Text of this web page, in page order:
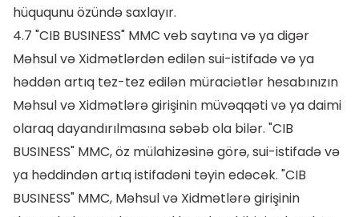
hüququnu özündə saxlayır.
4.7 "CIB BUSINESS" MMC veb saytına və ya digər
Məhsul və Xidmətlərdən edilən sui-istifadə və ya
həddən artıq tez-tez edilən müraciətlər hesabınızın
Məhsul və Xidmətlərə girişinin müvəqqəti və ya daimi
olaraq dayandırılmasına səbəb ola bilər. "CIB
BUSINESS" MMC, öz mülahizəsinə görə, sui-istifadə və
ya həddindən artıq istifadəni təyin edəcək. "CIB
BUSINESS" MMC, Məhsul və Xidmətlərə girişinin